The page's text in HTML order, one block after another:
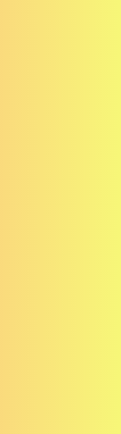
chữa bệnh bằng